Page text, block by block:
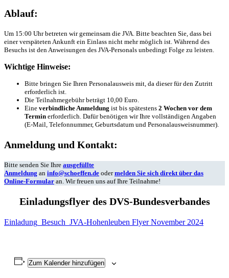
Ablauf:
Um 15:00 Uhr betreten wir gemeinsam die JVA. Bitte beachten Sie, dass bei
einer verspäteten Ankunft ein Einlass nicht mehr möglich ist. Während des
Besuchs ist den Anweisungen des JVA-Personals unbedingt Folge zu leisten.
Wichtige Hinweise:
Bitte bringen Sie Ihren Personalausweis mit, da dieser für den Zutritt
erforderlich ist.
Die Teilnahmegebühr beträgt 10,00 Euro.
Eine verbindliche Anmeldung ist bis spätestens 2 Wochen vor dem
Termin erforderlich. Dafür benötigen wir Ihre vollständigen Angaben
(E-Mail, Telefonnummer, Geburtsdatum und Personalausweisnummer).
Anmeldung und Kontakt:
Bitte senden Sie Ihre ausgefüllte
Anmeldung an info@schoeffen.de odermelden Sie sich direkt über das
Online-Formular an. Wir freuen uns auf Ihre Teilnahme!
Einladungsflyer des DVS-Bundesverbandes
Einladung_Besuch_JVA-Hohenleuben Flyer November 2024
Zum Kalender hinzufügen